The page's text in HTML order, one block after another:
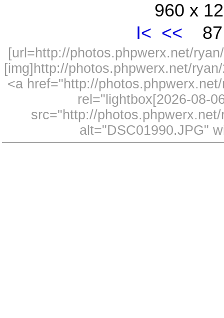
960 x
I< << 87
[url=http://photos.phpwerx.net/
[img]http://photos.phpwerx.net/
<a href="http://
rel="lightbox[2026-08-
src="http://
alt="DSC01990.JPG"